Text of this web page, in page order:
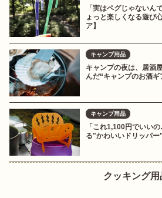
「実はペグじゃないん
ょっと楽しくなる遊び
ア】
キャンプ用品
キャンプの夜は、居酒
んだ“キャンプのお酒ギ
キャンプ用品
「これ1,100円でいい
る"かわいいドリッパー
クッキング